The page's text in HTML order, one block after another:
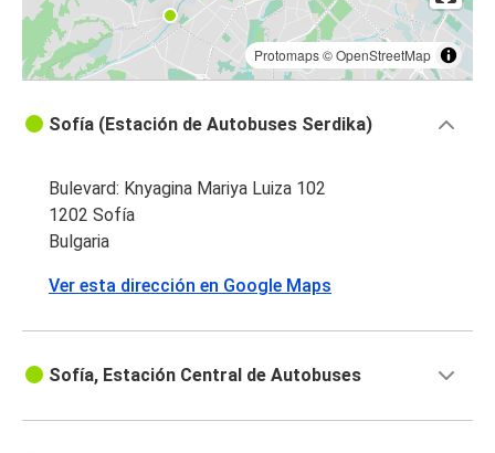
Protomaps©OpenStreetMap
Sofía (Estación de Autobuses Serdika)
Bulevard: Knyagina Mariya Luiza 102
1202 Sofía
Bulgaria
Ver esta dirección en Google Maps
Sofía, Estación Central de Autobuses